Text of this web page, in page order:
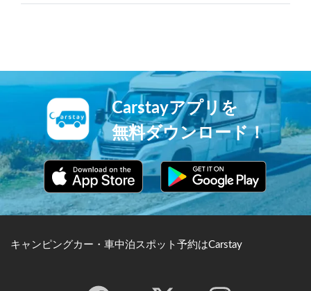
Carstayアプリを
無料ダウンロード！
キャンピングカー・車中泊スポット予約はCarstay